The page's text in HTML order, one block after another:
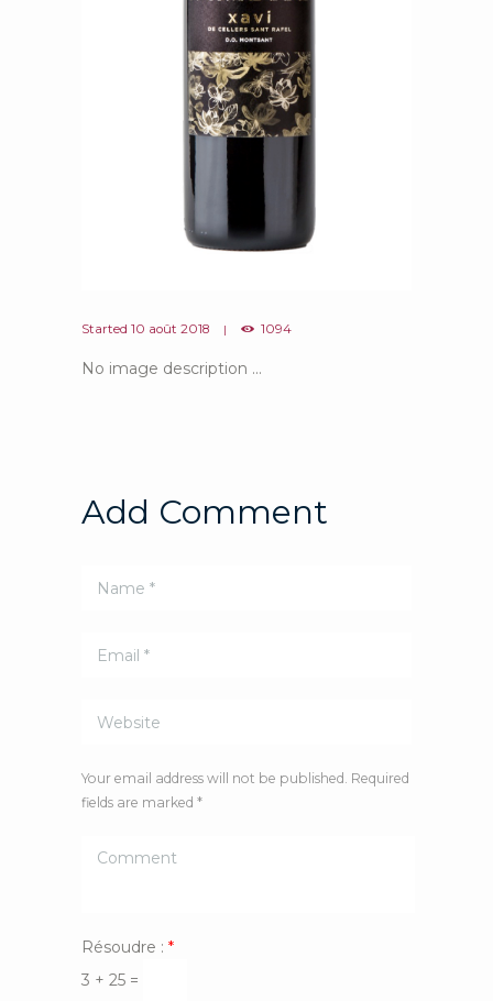
Started 10 août 2018 1094
No image description ...
Add Comment
Your email address will not be published. Required
fields are marked *
Résoudre : *
3 + 25 =